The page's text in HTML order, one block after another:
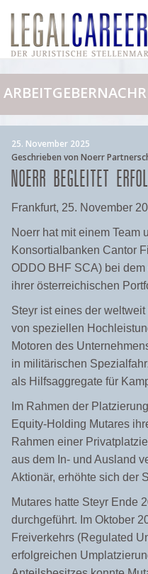
25. November 2025
Geschrieben von Noerr
NOERR BEGLEITET
Frankfurt, 25. November
Noerr hat mit einem Team
Konsortialbanken Cantor
ODDO BHF SCA) bei
ihrer österreichischen
Steyr ist eines der
von speziellen
Motoren des
in militärischen
als Hilfsaggregate für
Im Rahmen der
Equity-Holding Mutares
Rahmen einer
aus dem In- und Ausland
Aktionär, erhöhte sich der
Mutares hatte Steyr Ende
durchgeführt. Im Oktober
Freiverkehrs (Regulated
erfolgreichen